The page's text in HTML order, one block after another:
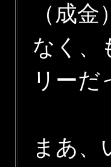
（成
なく、
リーだ
まあ、